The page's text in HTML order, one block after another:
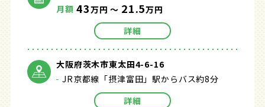
月額 43万円 ～ 21.5万円
詳細
大阪府茨木市東太田4-6-16
JR京都線「摂津富田」駅からバス約8分
詳細